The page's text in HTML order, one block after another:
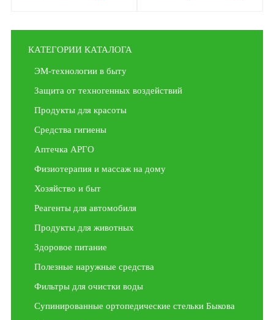
КАТЕГОРИИ КАТАЛОГА
ЭМ-технологии в быту
Защита от техногенных воздействий
Продукты для красоты
Средства гигиены
Аптечка АРГО
Физиотерапия и массаж на дому
Хозяйство и быт
Реагенты для автомобиля
Продукты для животных
Здоровое питание
Полезные наружные средства
Фильтры для очистки воды
Супинированные ортопедические стельки Быкова